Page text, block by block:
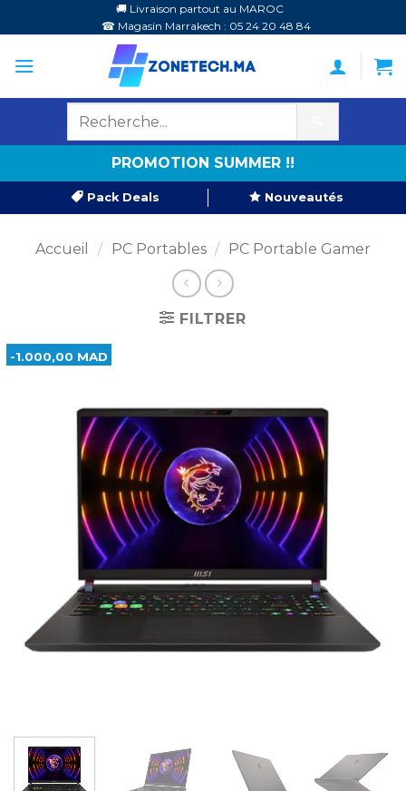
au
contenu
🚚 Livraison partout au MAROC
☎ Magasin Marrakech : 05 24 20 48 84
PROMOTION SUMMER !!
Pack Deals Nouveautés
Accueil / PC Portables / PC Portable Gamer
FILTRER
-1.000,00 MAD